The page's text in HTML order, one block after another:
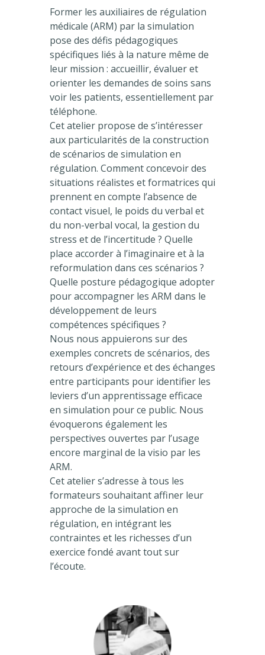
Former les auxiliaires de régulation
médicale (ARM) par la simulation
pose des défis pédagogiques
spécifiques liés à la nature même de
leur mission : accueillir, évaluer et
orienter les demandes de soins sans
voir les patients, essentiellement par
téléphone.
Cet atelier propose de s’intéresser
aux particularités de la construction
de scénarios de simulation en
régulation. Comment concevoir des
situations réalistes et formatrices qui
prennent en compte l’absence de
contact visuel, le poids du verbal et
du non-verbal vocal, la gestion du
stress et de l’incertitude ? Quelle
place accorder à l’imaginaire et à la
reformulation dans ces scénarios ?
Quelle posture pédagogique adopter
pour accompagner les ARM dans le
développement de leurs
compétences spécifiques ?
Nous nous appuierons sur des
exemples concrets de scénarios, des
retours d’expérience et des échanges
entre participants pour identifier les
leviers d’un apprentissage efficace
en simulation pour ce public. Nous
évoquerons également les
perspectives ouvertes par l’usage
encore marginal de la visio par les
ARM.
Cet atelier s’adresse à tous les
formateurs souhaitant affiner leur
approche de la simulation en
régulation, en intégrant les
contraintes et les richesses d’un
exercice fondé avant tout sur
l’écoute.